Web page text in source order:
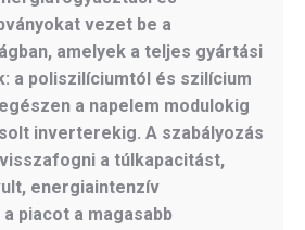
vezet be a
amelyek a teljes gyártási
a poliszilíciumtól és szilícium
a napelem modulokig
inverterekig. A szabályozás
a túlkapacitást,
energiaintenzív
piacot a magasabb